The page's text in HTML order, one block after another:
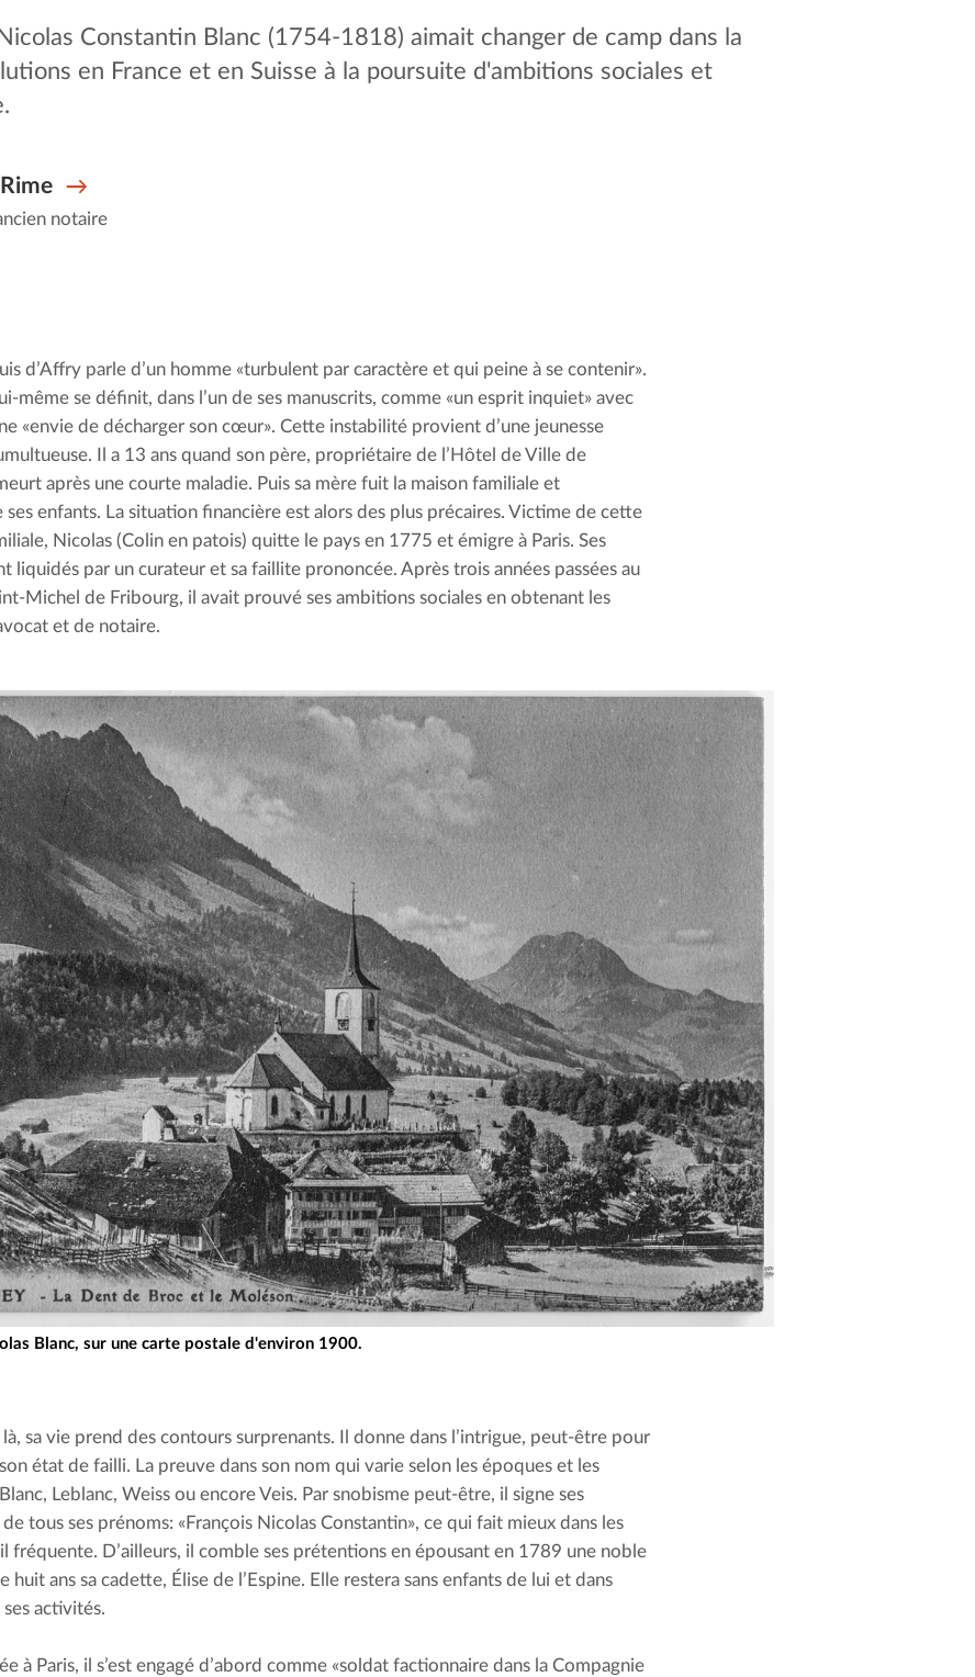
Constantin Blanc (1754-1818) aimait changer de camp dans la
en France et en Suisse à la poursuite d'ambitions sociales et
notaire
d’Affry parle d’un homme «turbulent par caractère et qui peine à se contenir».
même se définit, dans l’un de ses manuscrits, comme «un esprit inquiet» avec
«envie de décharger son cœur». Cette instabilité provient d’une jeunesse
Il a 13 ans quand son père, propriétaire de l’Hôtel de Ville de
après une courte maladie. Puis sa mère fuit la maison familiale et
ses enfants. La situation financière est alors des plus précaires. Victime de cette
Nicolas (Colin en patois) quitte le pays en 1775 et émigre à Paris. Ses
liquidés par un curateur et sa faillite prononcée. Après trois années passées au
Michel de Fribourg, il avait prouvé ses ambitions sociales en obtenant les
et de notaire.
Blanc, sur une carte postale d'environ 1900.
sa vie prend des contours surprenants. Il donne dans l’intrigue, peut-être pour
état de failli. La preuve dans son nom qui varie selon les époques et les
Leblanc, Weiss ou encore Veis. Par snobisme peut-être, il signe ses
tous ses prénoms: «François Nicolas Constantin», ce qui fait mieux dans les
fréquente. D’ailleurs, il comble ses prétentions en épousant en 1789 une noble
huit ans sa cadette, Élise de l’Espine. Elle restera sans enfants de lui et dans
ses activités.
à Paris, il s’est engagé d’abord comme «soldat factionnaire dans la Compagnie